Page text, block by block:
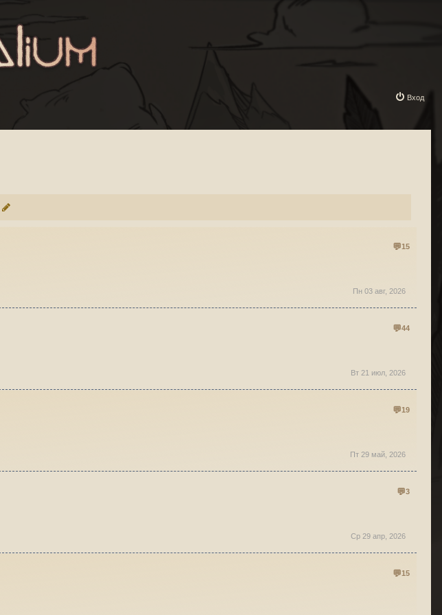
Вход
15
Пн 03 авг, 2026
44
Вт 21 июл, 2026
19
Пт 29 май, 2026
3
Ср 29 апр, 2026
15